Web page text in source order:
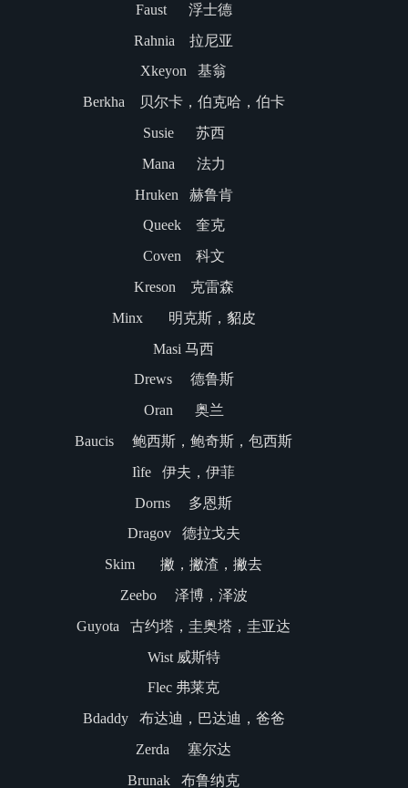
Faust 浮士德
Rahnia 拉尼亚
Xkeyon 基翁
Berkha 贝尔卡，伯克哈，伯卡
Susie 苏西
Mana 法力
Hruken 赫鲁肯
Queek 奎克
Coven 科文
Kreson 克雷森
Minx 明克斯，貂皮
Masi 马西
Drews 德鲁斯
Oran 奥兰
Baucis 鲍西斯，鲍奇斯，包西斯
Iìfe 伊夫，伊菲
Dorns 多恩斯
Dragov 德拉戈夫
Skim 撇，撇渣，撇去
Zeebo 泽博，泽波
Guyota 古约塔，圭奥塔，圭亚达
Wist 威斯特
Flec 弗莱克
Bdaddy 布达迪，巴达迪，爸爸
Zerda 塞尔达
Brunak 布鲁纳克